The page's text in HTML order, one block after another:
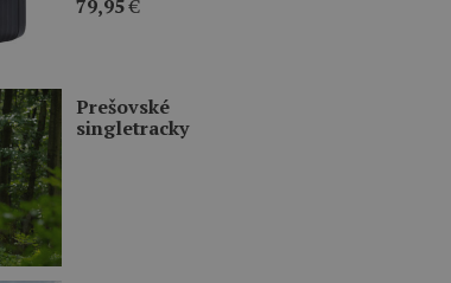
79,95€
Prešovské
singletracky